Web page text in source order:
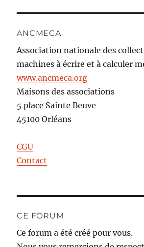
ANCMECA
Association nationale des
machines à écrire et à calculer
www.ancmeca.org
Maisons des associations
5 place Sainte Beuve
45100 Orléans
CGU
Contact
CE FORUM
Ce forum a été créé pour vous.